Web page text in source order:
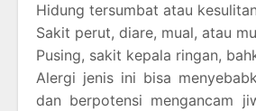
Hidung tersumbat atau
Sakit perut, diare, mual, atau
Pusing, sakit kepala ringan,
Alergi jenis ini bisa
dan berpotensi mengancam